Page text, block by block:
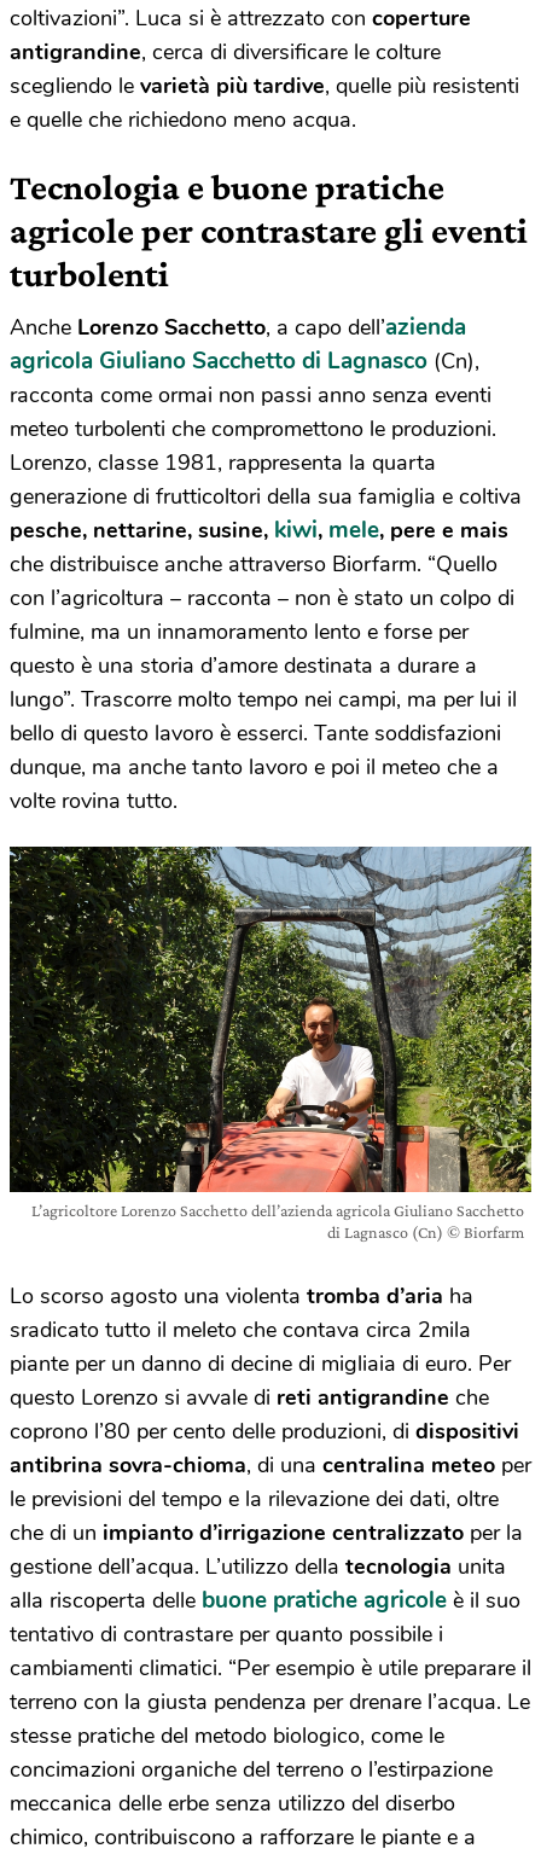
coltivazioni”. Luca si è attrezzato con coperture
antigrandine, cerca di diversificare le colture
scegliendo le varietà più tardive, quelle più resistenti
e quelle che richiedono meno acqua.
Tecnologia e buone pratiche
agricole per contrastare gli eventi
turbolenti
Anche Lorenzo Sacchetto, a capo dell’azienda
agricola Giuliano Sacchettodi Lagnasco (Cn),
racconta come ormai non passi anno senza eventi
meteo turbolenti che compromettono le produzioni.
Lorenzo, classe 1981, rappresenta la quarta
generazione di frutticoltori della sua famiglia e coltiva
pesche, nettarine, susine, kiwi, mele, pere e mais
che distribuisce anche attraverso Biorfarm. “Quello
con l’agricoltura – racconta – non è stato un colpo di
fulmine, ma un innamoramento lento e forse per
questo è una storia d’amore destinata a durare a
lungo”. Trascorre molto tempo nei campi, ma per lui il
bello di questo lavoro è esserci. Tante soddisfazioni
dunque, ma anche tanto lavoro e poi il meteo che a
volte rovina tutto.
L’agricoltore Lorenzo Sacchetto dell’azienda agricola Giuliano Sacchetto
di Lagnasco (Cn) © Biorfarm
Lo scorso agosto una violenta tromba d’aria ha
sradicato tutto il meleto che contava circa 2mila
piante per un danno di decine di migliaia di euro. Per
questo Lorenzo si avvale di reti antigrandine che
coprono l’80 per cento delle produzioni, di dispositivi
antibrina sovra-chioma, di una centralina meteo per
le previsioni del tempo e la rilevazione dei dati, oltre
che di un impianto d’irrigazione centralizzato per la
gestione dell’acqua. L’utilizzo della tecnologia unita
alla riscoperta delle buone pratiche agricole è il suo
tentativo di contrastare per quanto possibile i
cambiamenti climatici. “Per esempio è utile preparare il
terreno con la giusta pendenza per drenare l’acqua. Le
stesse pratiche del metodo biologico, come le
concimazioni organiche del terreno o l’estirpazione
meccanica delle erbe senza utilizzo del diserbo
chimico, contribuiscono a rafforzare le piante e a